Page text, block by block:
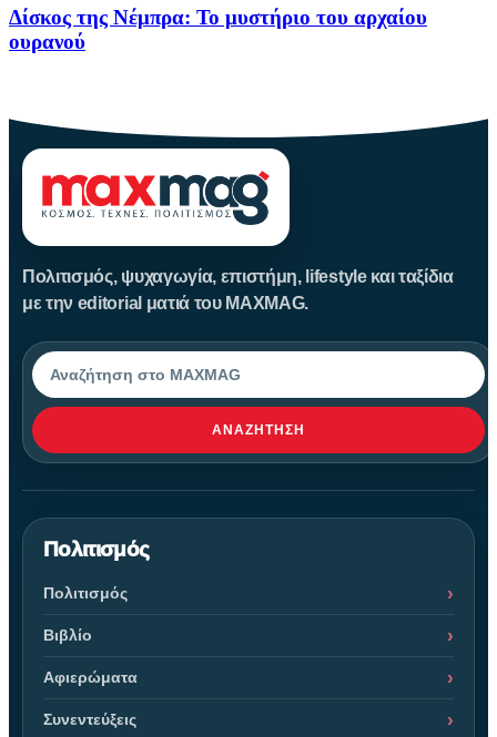
Δίσκος της Νέμπρα: Το μυστήριο του αρχαίου
ουρανού
Πολιτισμός, ψυχαγωγία, επιστήμη, lifestyle και ταξίδια
με την editorial ματιά του MAXMAG.
Αναζήτηση
ΑΝΑΖΉΤΗΣΗ
Πολιτισμός
Πολιτισμός
Βιβλίο
Αφιερώματα
Συνεντεύξεις